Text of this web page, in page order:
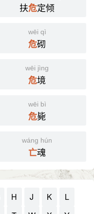
扶危定倾
wēi qì
危砌
wēi jìng
危境
wēi bì
危毙
wáng hún
亡魂
H J K
L